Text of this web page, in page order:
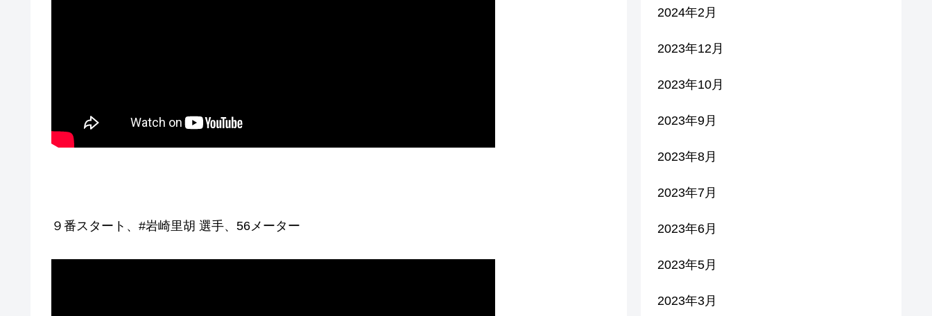
９番スタート、#岩崎里胡 選手、56メーター
2024年2月
2023年12月
2023年10月
2023年9月
2023年8月
2023年7月
2023年6月
2023年5月
2023年3月